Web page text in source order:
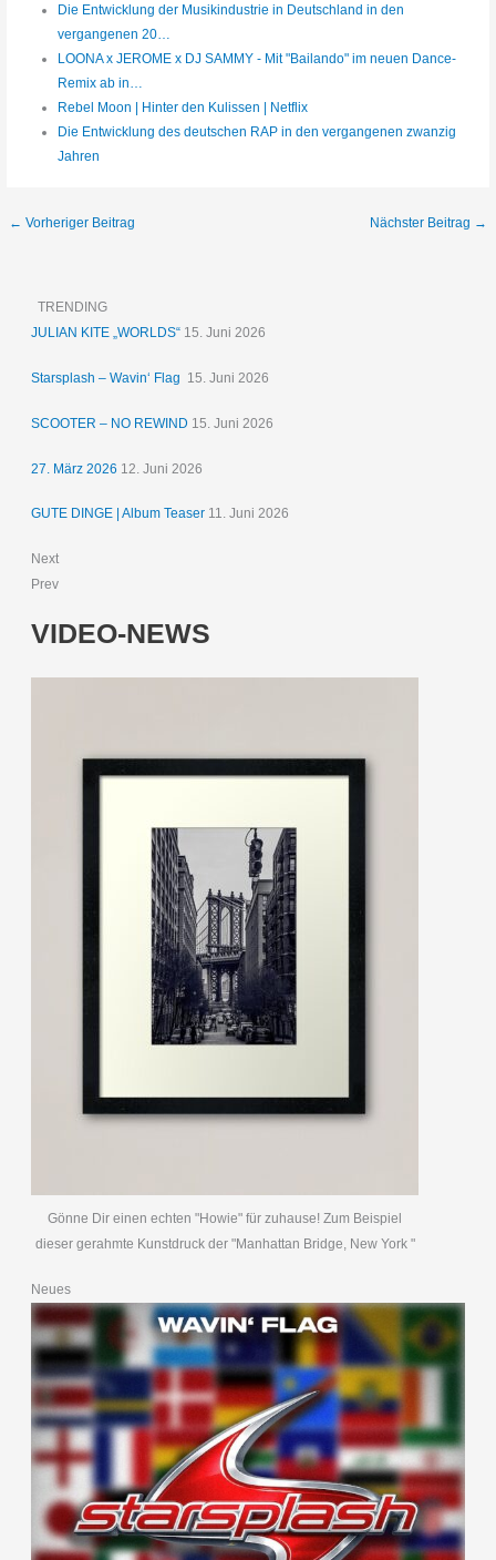
Die Entwicklung der Musikindustrie in Deutschland in den
vergangenen 20…
LOONA x JEROME x DJ SAMMY - Mit "Bailando" im neuen Dance-
Remix ab in…
Rebel Moon | Hinter den Kulissen | Netflix
Die Entwicklung des deutschen RAP in den vergangenen zwanzig
Jahren
← Vorheriger Beitrag Nächster Beitrag →
TRENDING
JULIAN KITE „WORLDS“ 15. Juni 2026
Starsplash – Wavin‘ Flag 15. Juni 2026
SCOOTER – NO REWIND 15. Juni 2026
27. März 2026 12. Juni 2026
GUTE DINGE | Album Teaser 11. Juni 2026
Next
Prev
VIDEO-NEWS
Gönne Dir einen echten "Howie" für zuhause! Zum Beispiel
dieser gerahmte Kunstdruck der "Manhattan Bridge, New York "
Neues